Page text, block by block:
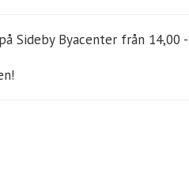
Sideby Byacenter från